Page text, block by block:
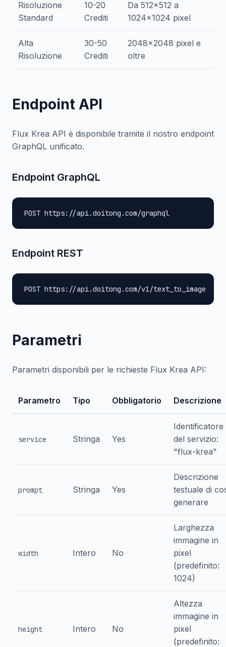
Risoluzione
Standard
10-20
Crediti
Da 512x512 a
1024x1024 pixel
Alta
Risoluzione
30-50
Crediti
2048x2048 pixel e
oltre
Endpoint API
Flux Krea API è disponibile tramite il nostro endpoint
GraphQL unificato.
Endpoint GraphQL
POST https://api.doitong.com/graphql
Endpoint REST
POST https://api.doitong.com/v1/text_to_image
Parametri
Parametri disponibili per le richieste Flux Krea API:
Parametro Tipo Obbligatorio Descrizione
service Stringa Yes
Identificatore
del servizio:
"flux-krea"
prompt Stringa Yes
Descrizione
testuale di
generare
width Intero No
Larghezza
immagine in
pixel
(predefinito:
1024)
height Intero No
Altezza
immagine in
pixel
(predefinito: